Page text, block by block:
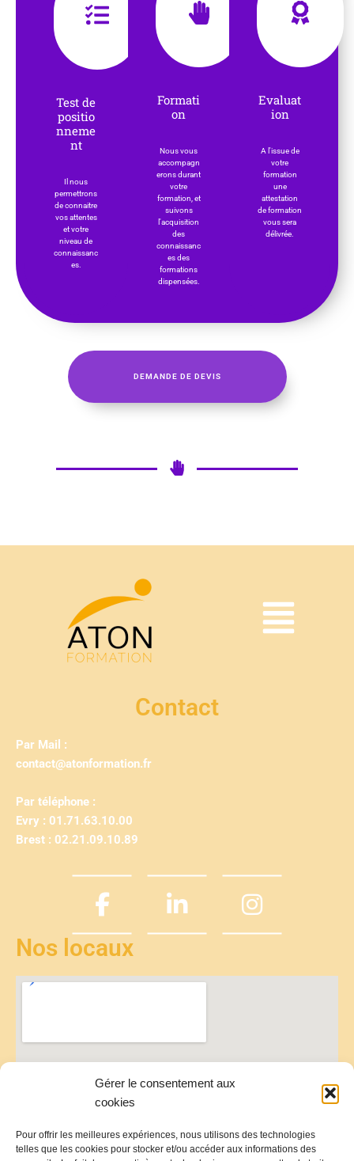
Gérer le consentement aux
cookies
Pour offrir les meilleures expériences, nous utilisons des technologies
telles que les cookies pour stocker et/ou accéder aux informations des
Test de
positio
nneme
nt
Il nous
permettrons
de connaitre
vos attentes
et votre
niveau de
connaissanc
es.
Formati
on
Nous vous
accompagn
erons durant
votre
formation, et
suivons
l'acquisition
des
connaissanc
es des
formations
dispensées.
Evaluat
ion
A l'issue de
votre
formation
une
attestation
de formation
vous sera
délivrée.
DEMANDE DE DEVIS
Contact
Par Mail :
contact@atonformation.fr
Par téléphone :
Evry : 01.71.63.10.00
Brest : 02.21.09.10.89
Nos locaux